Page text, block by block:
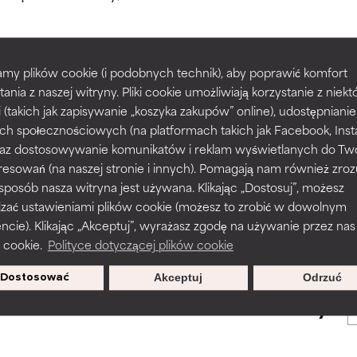
plików cookie (i podobnych technik), aby poprawić komfort
z naszej witryny. Pliki cookie umożliwiają korzystanie z
jak zapisywanie „koszyka zakupów” online),
społecznościowych (na platformach takich jak Facebook,
dostosowywanie komunikatów i reklam wyświetlanych do
(na naszej stronie i innych). Pomagają nam również
nasza witryna jest używana. Klikając „Dostosuj”, możesz
ustawieniami plików cookie (możesz to zrobić w dowolnym
Klikając „Akceptuj”, wyrażasz zgodę na używanie przez nas
Polityce dotyczącej plików cookie
Dostosować Odrzuć
Akceptuj
POWRÓT DO WYSZUKIWANIA
to assess ingredients in this dictionary. Regulations
tekstury, stabilności lub penetracji formuły.
ale może mieć problemy estetyczne, stabilności lub inne,
użyteczność.
podrażnienia. Ryzyko wzrasta w połączeniu z innymi
składnikami.
podrażnienie, stan zapalny, suchość itp. Może przynosić
ale ogólnie udowodniono, że wyrządza więcej szkody niż
tekstury, stabilności lub penetracji formuły.
ale może mieć problemy estetyczne, stabilności lub inne,
użyteczność.
podrażnienia. Ryzyko wzrasta w połączeniu z innymi
składnikami.
podrażnienie, stan zapalny, suchość itp. Może przynosić
ale ogólnie udowodniono, że wyrządza więcej szkody niż
się, aby otrzymywać wyjątkowe